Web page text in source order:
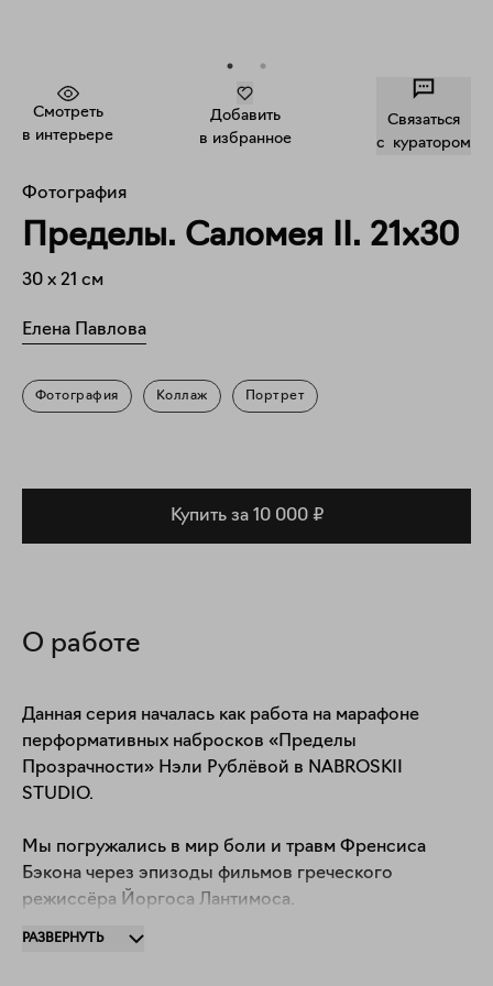
Смотреть
в интерьере
Добавить
в избранное
Связаться
c куратором
Фотография
Пределы. Саломея II. 21x30
30 x 21 см
Елена Павлова
Фотография Коллаж Портрет
Купить за 10 000 ₽
О работе
Данная серия началась как работа на марафоне
перформативных набросков «Пределы
Прозрачности» Нэли Рублëвой в NABROSKII
STUDIO.
Мы погружались в мир боли и травм Френсиса
Бэкона через эпизоды фильмов греческого
режиссёра Йоргоса Лантимоса.
РАЗВЕРНУТЬ